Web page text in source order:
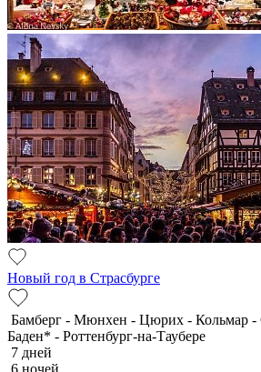
Новый год в Страсбурге
Бамберг - Мюнхен - Цюрих - Кольмар -
Баден* - Роттенбург-на-Таубере
7 дней
6 ночей